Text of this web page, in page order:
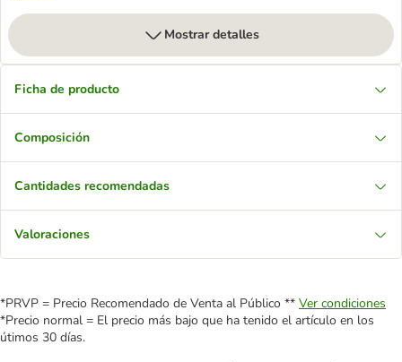
Mostrar detalles
Ficha de producto
Composición
Cantidades recomendadas
Valoraciones
*PRVP = Precio Recomendado de Venta al Público ** Ver condiciones
*Precio normal = El precio más bajo que ha tenido el artículo en los
útimos 30 días.